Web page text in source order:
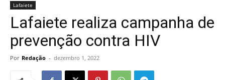
Lafaiete
Lafaiete realiza campanha de
prevenção contra HIV
Por Redação - dezembro 1, 2022